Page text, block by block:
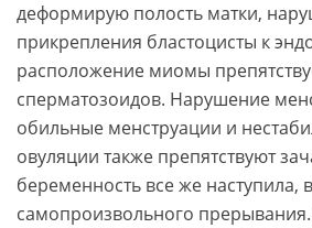
деформирую полость матки,
прикрепления бластоцисты к
расположение миомы
сперматозоидов. Нарушение
обильные менструации и
овуляции также препятствуют
беременность все же наступила,
самопроизвольного